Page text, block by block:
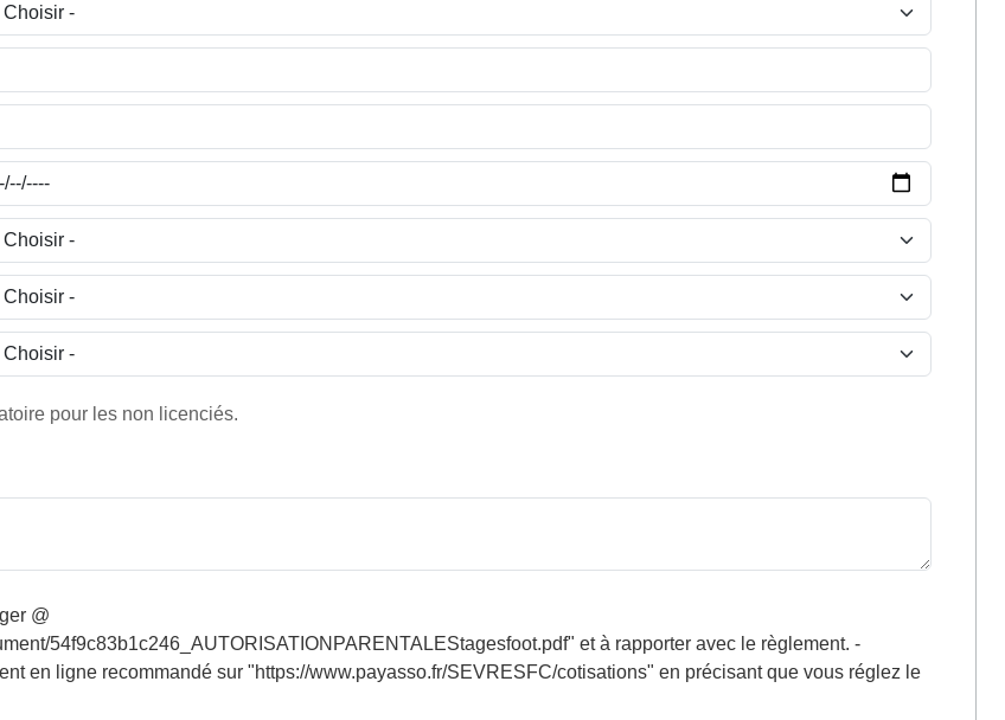
pour les non licenciés.
@
54f9c83b1c246_AUTORISATIONPARENTALEStagesfoot.pdf" et à rapporter avec le règlement. -
en ligne recommandé sur "https://www.payasso.fr/SEVRESFC/cotisations" en précisant que vous réglez le